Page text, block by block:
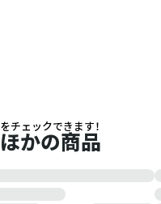
かの商品
チェックできます！